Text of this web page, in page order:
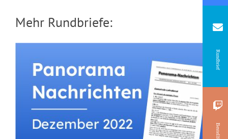
Mehr Rundbriefe:
Rundbrief